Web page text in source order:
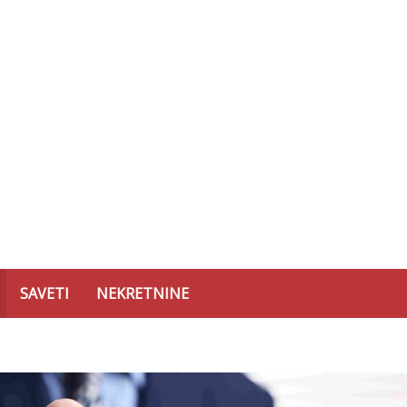
SAVETI NEKRETNINE